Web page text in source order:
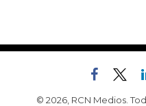
© 2026, RCN Medios.